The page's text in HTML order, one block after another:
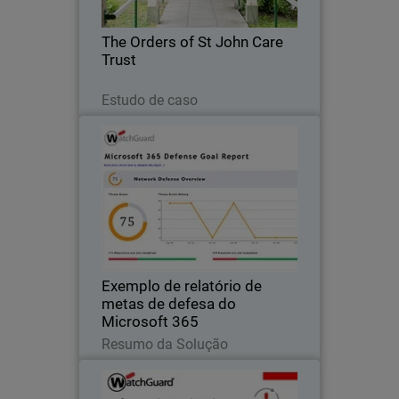
The Orders of St John Care
Trust
Estudo de caso
robusta de ameaças.
Thumbnail
Exemplo de relatório de
metas de defesa do
Microsoft 365
Resumo da Solução
Exemplo de relatório de metas
de defesa do Microsoft 365
Relatório de exemplo do Microsoft 365
incluindo exemplos de ameaças e riscos
de uso de arquivos e usuários
anônimos.
Leia agora
ThreatSync SaaS